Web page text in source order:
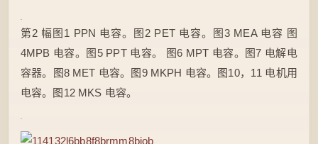
第2 幅图1 PPN 电容。图2 PET 电容。图3 MEA 电容 图
4MPB 电容。图5 PPT 电容。 图6 MPT 电容。图7 电解电
容器。图8 MET 电容。图9 MKPH 电容。图10，11 电机用
电容。图12 MKS 电容。